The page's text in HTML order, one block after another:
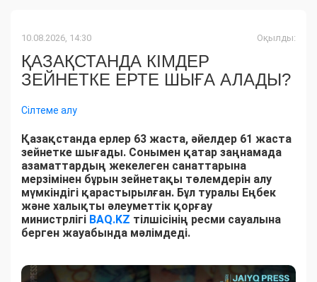
10.08.2026, 14:30 Оқылды:
ҚАЗАҚСТАНДА КІМДЕР
ЗЕЙНЕТКЕ ЕРТЕ ШЫҒА АЛАДЫ?
Сілтеме алу
Қазақстанда ерлер 63 жаста, әйелдер 61 жаста
зейнетке шығады. Сонымен қатар заңнамада
азаматтардың жекелеген санаттарына
мерзімінен бұрын зейнетақы төлемдерін алу
мүмкіндігі қарастырылған. Бұл туралы Еңбек
және халықты әлеуметтік қорғау
министрлігі BAQ.KZ тілшісінің ресми сауалына
берген жауабында мәлімдеді.